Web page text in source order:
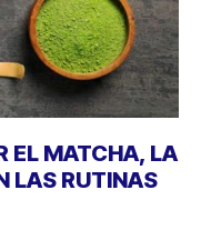
EL MATCHA, LA
LAS RUTINAS